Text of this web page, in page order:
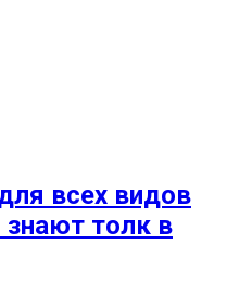
всех видов
толк в